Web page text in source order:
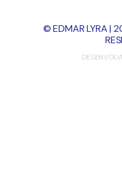
© EDMAR LYRA |